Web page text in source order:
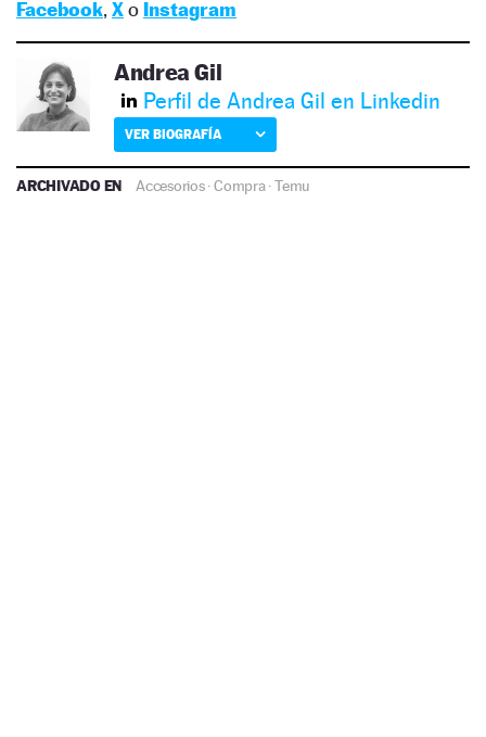
Facebook, Xo Instagram
Andrea Gil
Perfil de Andrea Gil en Linkedin
VER BIOGRAFÍA
ARCHIVADO EN Accesorios·Compra·Temu